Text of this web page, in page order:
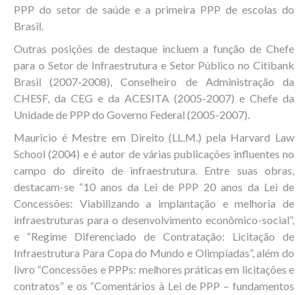
PPP do setor de saúde e a primeira PPP de escolas do
Brasil.
Outras posições de destaque incluem a função de Chefe
para o Setor de Infraestrutura e Setor Público no Citibank
Brasil (2007-2008), Conselheiro de Administração da
CHESF, da CEG e da ACESITA (2005-2007) e Chefe da
Unidade de PPP do Governo Federal (2005-2007).
Mauricio é Mestre em Direito (LL.M.) pela Harvard Law
School (2004) e é autor de várias publicações influentes no
campo do direito de infraestrutura. Entre suas obras,
destacam-se “10 anos da Lei de PPP 20 anos da Lei de
Concessões: Viabilizando a implantação e melhoria de
infraestruturas para o desenvolvimento econômico-social”,
e “Regime Diferenciado de Contratação: Licitação de
Infraestrutura Para Copa do Mundo e Olimpíadas”, além do
livro “Concessões e PPPs: melhores práticas em licitações e
contratos” e os “Comentários à Lei de PPP – fundamentos